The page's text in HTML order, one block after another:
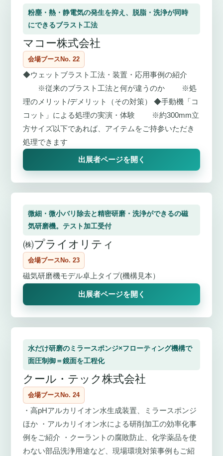
粉塵・熱・静電気の発生を抑え、脱脂・洗浄が同時
にできるブラスト工法
マコー株式会社
会場ブースNo. 22
◆ウェットブラスト工法・装置・応用事例の紹介
※従来のブラスト工法と何が違うのか ※処
理のメリット/デメリット（その対策） ◆手動機「コ
コット」による処理の実演・体験 ※約300mm立
方サイズ以下であれば、アイテムをご持参いただき
処理できます
出展者ページを開く
微細・微小バリ除去と精密研磨・洗浄ができるの磁
気研磨機。テスト加工受付
㈱プライオリティ
会場ブースNo. 23
磁気研磨機モデル卓上タイプ(機構見本）
出展者ページを開く
水だけ研磨のミラースポンジ×フローティング機構で
面圧制御＝鏡面を工程化
クール・テック株式会社
会場ブースNo. 24
・高pHアルカリイオン水生成装置、ミラースポンジ
ほか ・アルカリイオン水による研削加工の効率化事
例をご紹介 ・クーラントの腐敗防止、化学薬品を使
わない部品洗浄用途など、現場環境対策事例もご紹